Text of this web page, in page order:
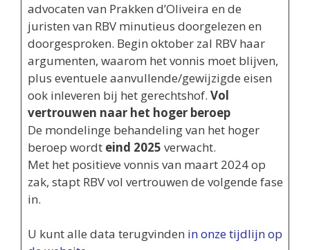
advocaten van Prakken d’Oliveira en de
juristen van RBV minutieus doorgelezen en
doorgesproken. Begin oktober zal RBV haar
argumenten, waarom het vonnis moet blijven,
plus eventuele aanvullende/gewijzigde eisen
ook inleveren bij het gerechtshof. Vol
vertrouwen naar het hoger beroep
De mondelinge behandeling van het hoger
beroep wordt eind 2025 verwacht.
Met het positieve vonnis van maart 2024 op
zak, stapt RBV vol vertrouwen de volgende fase
in.
U kunt alle data terugvinden in onze tijdlijn op